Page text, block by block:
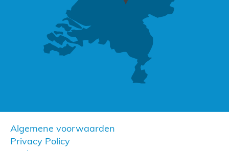
Algemene voorwaarden
Privacy Policy